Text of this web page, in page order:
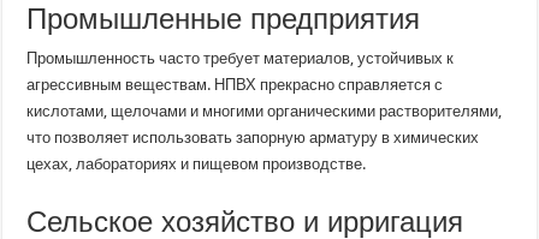
Промышленные предприятия
Промышленность часто требует материалов, устойчивых к
агрессивным веществам. НПВХ прекрасно справляется с
кислотами, щелочами и многими органическими растворителями,
что позволяет использовать запорную арматуру в химических
цехах, лабораториях и пищевом производстве.
Сельское хозяйство и ирригация